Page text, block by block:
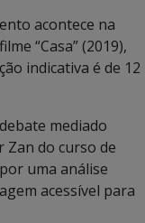
acontece na
“Casa” (2019),
indicativa é de 12
mediado
Zan do curso de
uma análise
acessível para